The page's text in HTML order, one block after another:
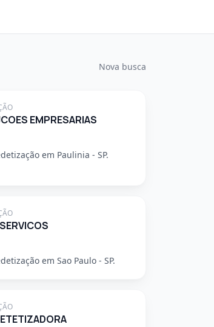
Nova busca
EMPRESARIAS
em Paulinia - SP.
em Sao Paulo - SP.